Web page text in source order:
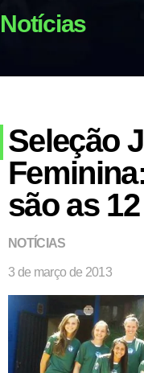
Notícias
Seleção
são as
NOTÍCIAS
3 de março de 2013